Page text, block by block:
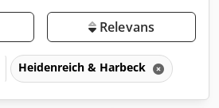
Relevans
Heidenreich & Harbeck